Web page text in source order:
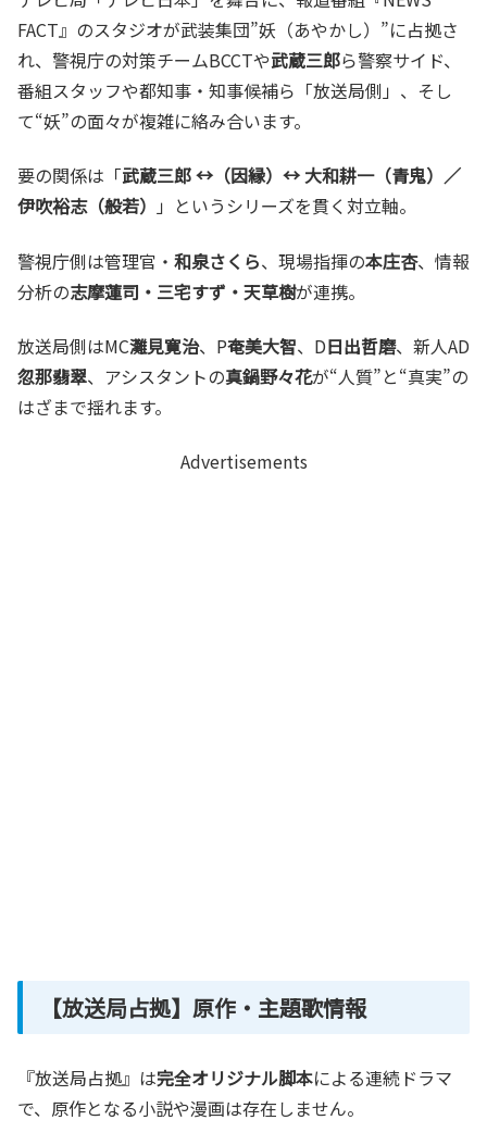
FACT』のスタジオが武装集団”妖（あやかし）”に占拠さ
れ、警視庁の対策チームBCCTや武蔵三郎ら警察サイド、
番組スタッフや都知事・知事候補ら「放送局側」、そし
て“妖”の面々が複雑に絡み合います。
要の関係は「武蔵三郎 ↔（因縁）↔ 大和耕一（青鬼）／
伊吹裕志（般若） 」というシリーズを貫く対立軸。
警視庁側は管理官・ 和泉さくら、現場指揮の本庄杏、情報
分析の志摩蓮司・三宅すず・天草樹が連携。
放送局側はMC灘見寛治、P奄美大智、D日出哲磨、新人AD
忽那翡翠、アシスタントの真鍋野々花が“人質”と“真実”の
はざまで揺れます。
Advertisements
【放送局占拠】原作・主題歌情報
『放送局占拠』は完全オリジナル脚本による連続ドラマ
で、原作となる小説や漫画は存在しません。